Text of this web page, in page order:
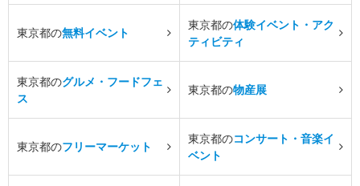
東京都の無料イベント
東京都の体験イベント・アク
ティビティ
東京都のグルメ・フードフェ
ス
東京都の物産展
東京都のフリーマーケット
東京都のコンサート・音楽イ
ベント